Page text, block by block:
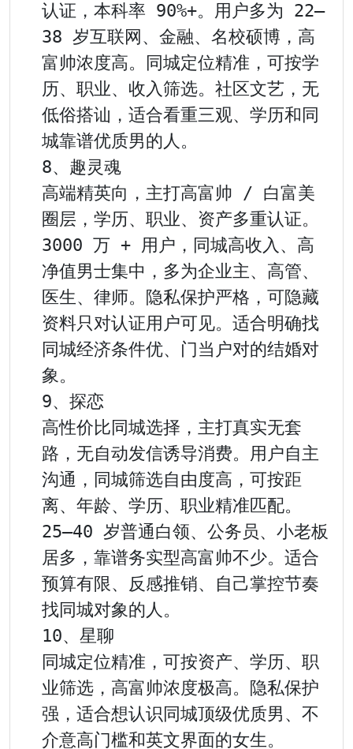
认证，本科率 90%+。用户多为 22–
38 岁互联网、金融、名校硕博，高
富帅浓度高。同城定位精准，可按学
历、职业、收入筛选。社区文艺，无
低俗搭讪，适合看重三观、学历和同
城靠谱优质男的人。
8、趣灵魂
高端精英向，主打高富帅 / 白富美
圈层，学历、职业、资产多重认证。
3000 万 + 用户，同城高收入、高
净值男士集中，多为企业主、高管、
医生、律师。隐私保护严格，可隐藏
资料只对认证用户可见。适合明确找
同城经济条件优、门当户对的结婚对
象。
9、探恋
高性价比同城选择，主打真实无套
路，无自动发信诱导消费。用户自主
沟通，同城筛选自由度高，可按距
离、年龄、学历、职业精准匹配。
25–40 岁普通白领、公务员、小老板
居多，靠谱务实型高富帅不少。适合
预算有限、反感推销、自己掌控节奏
找同城对象的人。
10、星聊
同城定位精准，可按资产、学历、职
业筛选，高富帅浓度极高。隐私保护
强，适合想认识同城顶级优质男、不
介意高门槛和英文界面的女生。